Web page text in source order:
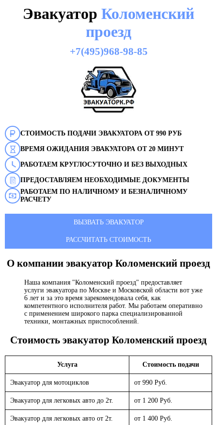
Эвакуатор Коломенский
проезд
+7(495)968-98-85
СТОИМОСТЬ ПОДАЧИ ЭВАКУАТОРА ОТ 990 РУБ
ВРЕМЯ ОЖИДАНИЯ ЭВАКУАТОРА ОТ 20 МИНУТ
РАБОТАЕМ КРУГЛОСУТОЧНО И БЕЗ ВЫХОДНЫХ
ПРЕДОСТАВЛЯЕМ НЕОБХОДИМЫЕ ДОКУМЕНТЫ
РАБОТАЕМ ПО НАЛИЧНОМУ И БЕЗНАЛИЧНОМУ
РАСЧЕТУ
ВЫЗВАТЬ ЭВАКУАТОР
РАССЧИТАТЬ СТОИМОСТЬ
О компании эвакуатор Коломенский проезд
Наша компания "Коломенский проезд" предоставляет
услуги эвакуатора по Москве и Московской области вот уже
6 лет и за это время зарекомендовала себя, как
компетентного исполнителя работ. Мы работаем оперативно
с применением широкого парка специализированной
техники, монтажных приспособлений.
Стоимость эвакуатор Коломенский проезд
Услуга Стоимость подачи
Эвакуатор для мотоциклов от 990 Руб.
Эвакуатор для легковых авто до 2т. от 1 200 Руб.
Эвакуатор для легковых авто от 2т. от 1 400 Руб.